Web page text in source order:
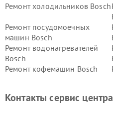
Ремонт холодильников Bosch
Ремонт посудомоечных
машин Bosch
Ремонт водонагревателей
Bosch
Ремонт кофемашин Bosch
Ремонт сушильных автоматов
Контакты сервис центра